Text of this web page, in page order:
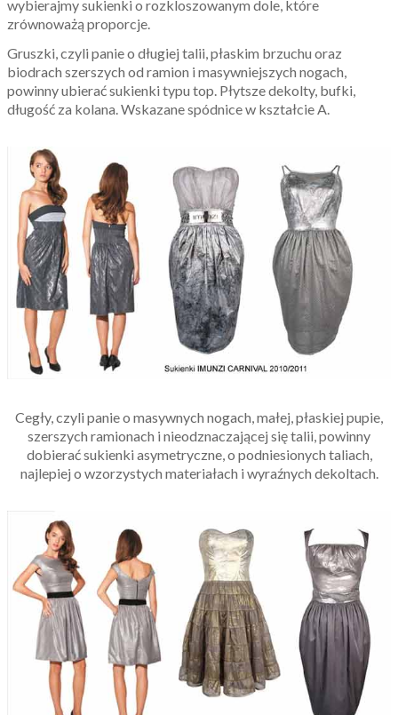
wybierajmy sukienki o rozkloszowanym dole, które
zrównoważą proporcje.
Gruszki, czyli panie o długiej talii, płaskim brzuchu oraz
biodrach szerszych od ramion i masywniejszych nogach,
powinny ubierać sukienki typu top. Płytsze dekolty, bufki,
długość za kolana. Wskazane spódnice w kształcie A.
Cegły, czyli panie o masywnych nogach, małej, płaskiej pupie,
szerszych ramionach i nieodznaczającej się talii, powinny
dobierać sukienki asymetryczne, o podniesionych taliach,
najlepiej o wzorzystych materiałach i wyraźnych dekoltach.